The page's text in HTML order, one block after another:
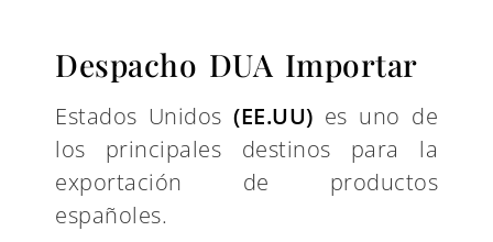
Despacho DUA Importar
Estados Unidos(EE.UU) es uno de
los principales destinos para la
exportación de productos
españoles.